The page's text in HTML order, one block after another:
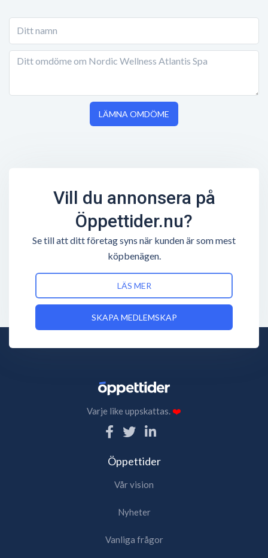
LÄMNA OMDÖME
Vill du annonsera på
Öppettider.nu?
Se till att ditt företag syns när kunden är som mest
köpbenägen.
LÄS MER
SKAPA MEDLEMSKAP
Varje like uppskattas.❤️
Öppettider
Vår vision
Nyheter
Vanliga frågor